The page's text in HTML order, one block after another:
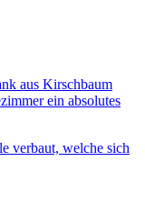
aus Kirschbaum
ein absolutes
verbaut, welche sich